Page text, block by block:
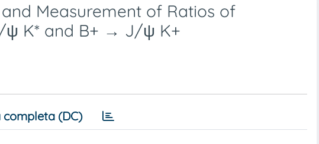
Measurement of Ratios of
ψ K* and B+ → J/ψ K+
completa (DC)